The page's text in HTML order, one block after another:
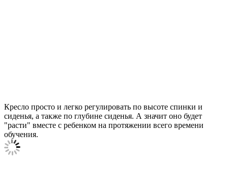
Кресло просто и легко регулировать по высоте спинки и
сиденья, а также по глубине сиденья. А значит оно будет
"расти" вместе с ребенком на протяжении всего времени
обучения.